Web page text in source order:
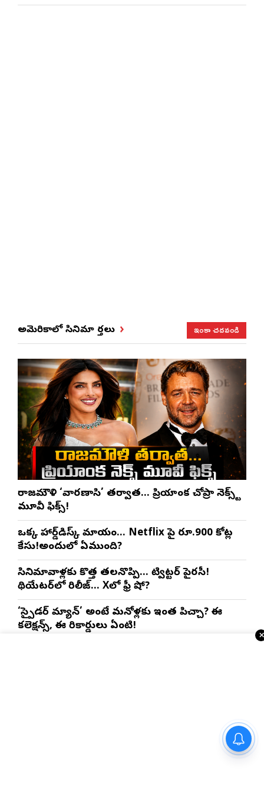
అమెరికాలో సినిమా వార్తలు ఇంకా చదవండి
రాజమౌళి ‘వారణాసి’ తర్వాత… ప్రియాంక చోప్రా నెక్స్ట్
మూవీ ఫిక్స్!
ఒక్క హార్డ్‌డిస్క్ మాయం… Netflix పై రూ.900 కోట్ల
కేసు!అందులో ఏముంది?
సినిమావాళ్లకు కొత్త తలనొప్పి… ట్విట్టర్ పైరసీ!
థియేటర్‌లో రిలీజ్… Xలో ఫ్రీ షో?
‘స్పైడర్ మ్యాన్’ అంటే మనోళ్లకు ఇంత పిచ్చా? ఈ
కలెక్షన్స్, ఈ రికార్డులు ఏంటి!